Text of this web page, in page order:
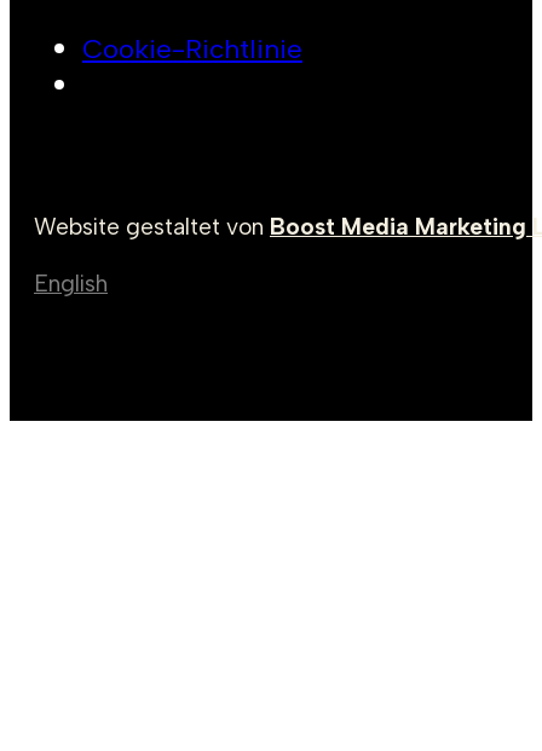
Cookie-Richtlinie
Website gestaltet von Boost Media Marketing
English